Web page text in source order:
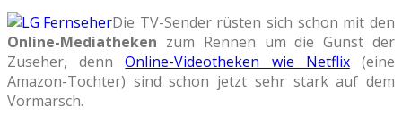
Die TV-Sender rüsten sich schon mit den
Online-Mediatheken zum Rennen um die Gunst der
Zuseher, dennOnline-Videotheken wie Netflix(eine
Amazon-Tochter) sind schon jetzt sehr stark auf dem
Vormarsch.